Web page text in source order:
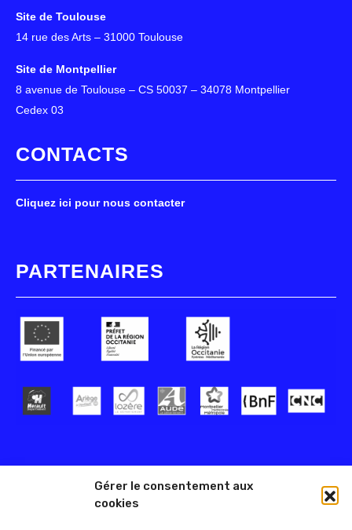
Gérer le consentement aux
cookies
Site de Toulouse
14 rue des Arts – 31000 Toulouse
Site de Montpellier
8 avenue de Toulouse – CS 50037 – 34078 Montpellier
Cedex 03
CONTACTS
Cliquez ici pour nous contacter
PARTENAIRES